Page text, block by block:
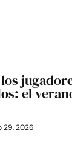
el
29, 2026